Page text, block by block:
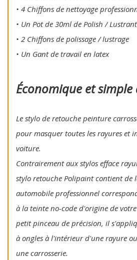
• 4 Chiffons de nettoyage
• Un Pot de 30ml de Polish / Lustrant
• 2 Chiffons de polissage / lustrage
• Un Gant de travail en latex
Économique et
Le stylo de retouche peinture
pour masquer toutes les rayures et
voiture.
Contrairement aux stylos efface
stylo retouche Polipaint contient de
automobile professionnel
à la teinte no-code d'origine de
petit pinceau de précision, il
à ongles à l'intérieur d'une rayure
une carrosserie.